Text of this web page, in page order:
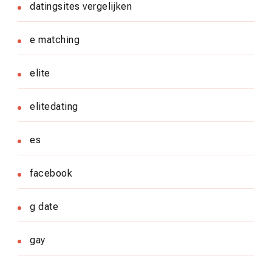
datingsites vergelijken
e matching
elite
elitedating
es
facebook
g date
gay